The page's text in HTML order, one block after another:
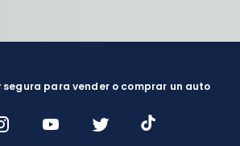
para vender o comprar un auto